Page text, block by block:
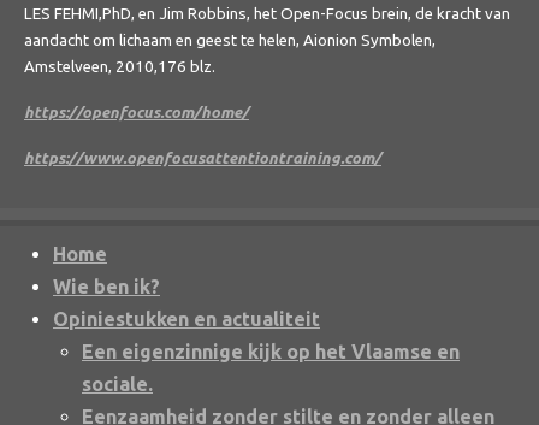
LES FEHMI,PhD, en Jim Robbins, het Open-Focus brein, de kracht van
aandacht om lichaam en geest te helen, Aionion Symbolen,
Amstelveen, 2010,176 blz.
https://openfocus.com/home/
https://www.openfocusattentiontraining.com/
Home
Wie ben ik?
Opiniestukken en actualiteit
Een eigenzinnige kijk op het Vlaamse en
sociale.
Eenzaamheid zonder stilte en zonder alleen